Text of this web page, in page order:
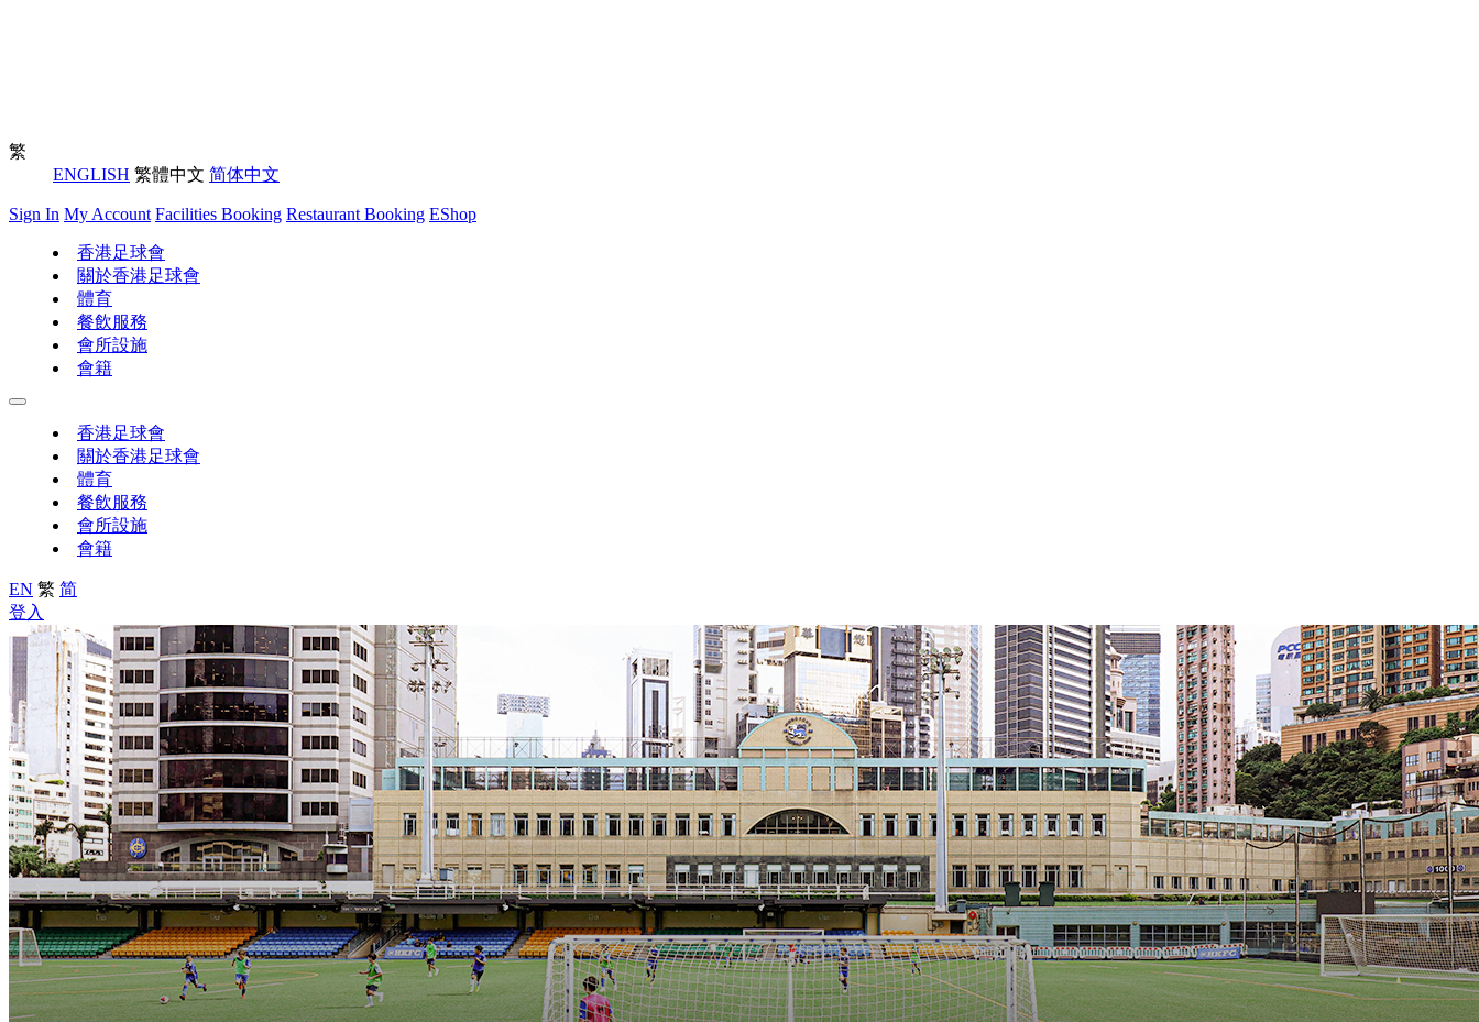
繁
ENGLISH 繁體中文 简体中文
Sign In My Account Facilities Booking Restaurant Booking EShop
香港足球會
關於香港足球會
體育
餐飲服務
會所設施
會籍
香港足球會
關於香港足球會
體育
餐飲服務
會所設施
會籍
EN 繁 简
登入